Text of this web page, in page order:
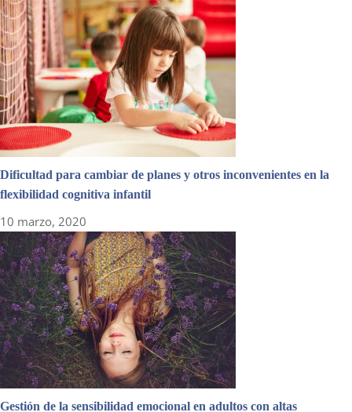
Dificultad para cambiar de planes y otros inconvenientes en la
flexibilidad cognitiva infantil
10 marzo, 2020
Gestión de la sensibilidad emocional en adultos con altas